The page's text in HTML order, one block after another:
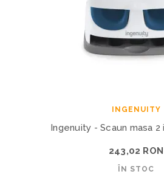
INGENUITY
Ingenuity - Scaun masa 2
243,02 RON
ÎN STOC